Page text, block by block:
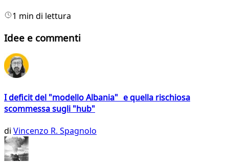
1 min di lettura
Idee e commenti
I deficit del "modello Albania" e quella rischiosa
scommessa sugli "hub"
di Vincenzo R. Spagnolo